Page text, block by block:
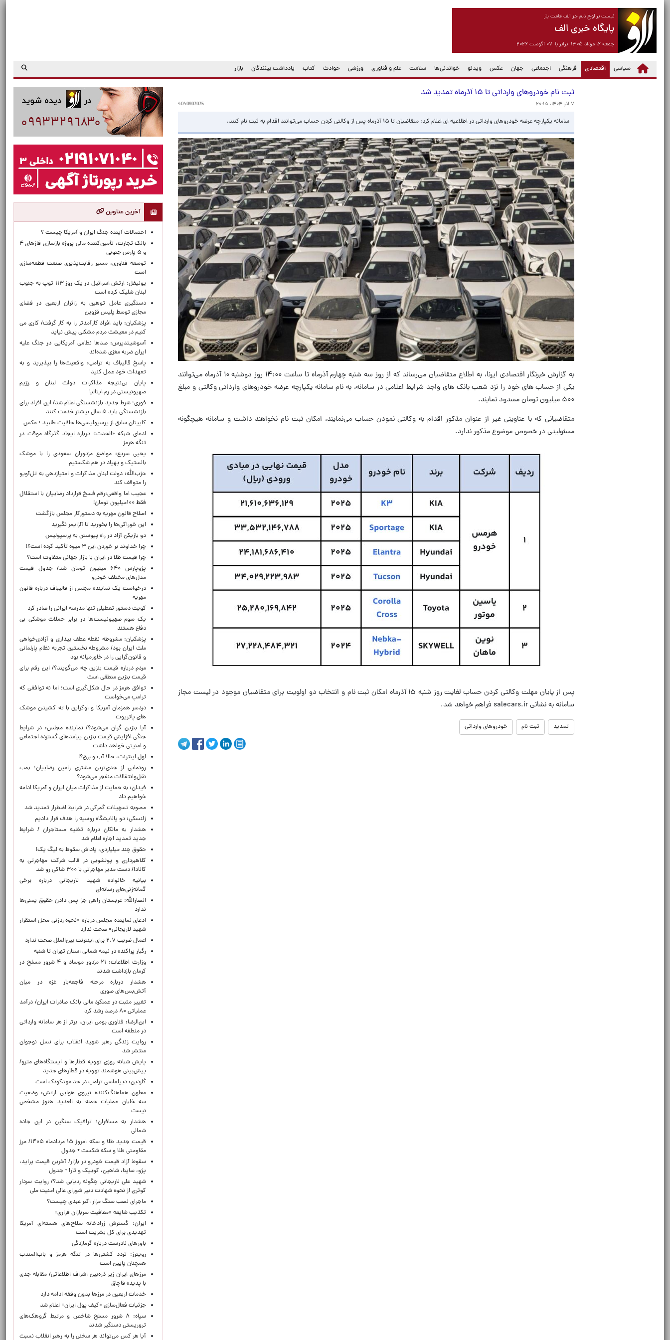
نیست بر لوح دلم جز الف قامت یار
پایگاه خبری الف
جمعه ۱۶ مرداد ۱۴۰۵ برابر با ۰۷ آگوست ۲۰۲۶
سیاسی اقتصادی
(current) فرهنگی اجتماعی جهان عکس ویدئو خواندنی‌ها سلامت علم و فناوری ورزشی حوادث کتاب یادداشت بینندگان بازار
ثبت نام خودروهای وارداتی تا ۱۵ آذرماه تمدید شد
۷ آذر ۱۴۰۴، ۲۰:۱۵ 4040907075
سامانه یکپارچه عرضه خودروهای وارداتی در اطلاعیه ای اعلام کرد: متقاضیان تا ۱۵ آذرماه پس از وکالتی کردن حساب می‌توانند اقدام به ثبت نام کنند.
به گزارش خبرنگار اقتصادی ایرنا، به اطلاع متقاضیان می‌رساند که از روز سه شنبه چهارم آذرماه تا ساعت ۱۴:۰۰ روز دوشنبه ۱۰ آذرماه می‌توانند
یکی از حساب های خود را نزد شعب بانک های واجد شرایط اعلامی در سامانه، به نام سامانه یکپارچه عرضه خودروهای وارداتی وکالتی و مبلغ
۵۰۰ میلیون تومان مسدود نمایند.
متقاضیانی که با عناوینی غیر از عنوان مذکور اقدام به وکالتی نمودن حساب می‌نمایند، امکان ثبت نام نخواهند داشت و سامانه هیچگونه
مسئولیتی در خصوص موضوع مذکور ندارد.
پس از پایان مهلت وکالتی کردن حساب لغایت روز شنبه ۱۵ آذرماه امکان ثبت نام و انتخاب دو اولویت برای متقاضیان موجود در لیست مجاز
سامانه به نشانی salecars.ir فراهم خواهد شد.
تمدید ثبت نام خودروهای وارداتی
آخرین عناوین
احتمالات آینده جنگ ایران و آمریکا چیست ؟
بانک تجارت، تأمین‌کننده مالی پروژه بازسازی فازهای ۴
و ۵ پارس جنوبی
توسعه فناوری، مسیر رقابت‌پذیری صنعت قطعه‌سازی
است
یونیفل: ارتش اسرائیل در یک روز ۱۱۳ توپ به جنوب
لبنان شلیک کرده است
دستگیری عامل توهین به زائران اربعین در فضای
مجازی توسط پلیس قزوین
پزشکیان: باید افراد کارآمدتر را به کار گرفت/ کاری می
کنیم در معیشت مردم مشکلی پیش نیاید
آسوشیتدپرس: صدها نظامی آمریکایی در جنگ علیه
ایران ضربه مغزی شده‌اند
پاسخ قالیباف به ترامپ: واقعیت‌ها را بپذیرید و به
تعهدات خود عمل کنید
پایان بی‌نتیجه مذاکرات دولت لبنان و رژیم
صهیونیستی در رم ایتالیا
فوری؛ شرط جدید بازنشستگی اعلام شد/ این افراد برای
بازنشستگی باید ۵ سال بیشتر خدمت کنند
کاپیتان سابق از پرسپولیسی‌ها حلالیت طلبید + عکس
ادعای شبکه «الحدث» درباره ایجاد گذرگاه موقت در
تنگه هرمز
یحیی سریع: مواضع مزدوران سعودی را با موشک
بالستیک و پهپاد در هم شکستیم
حزب‌الله: دولت لبنان مذاکرات و امتیازدهی به تل‌آویو
را متوقف کند
عجیب اما واقعی:رقم فسخ قرارداد رضاییان با استقلال
فقط ۱۰۰میلیون تومان!
اصلاح قانون مهریه به دستورکار مجلس بازگشت
این خوراکی‌ها را بخورید تا آلزایمر نگیرید
دو بازیکن آزاد در راه پیوستن به پرسپولیس
چرا خداوند بر خوردن این ۳ میوه تأکید کرده است؟!
چرا قیمت طلا در ایران با بازار جهانی متفاوت است؟
پژوپارس ۶۴۰ میلیون تومان شد/ جدول قیمت
مدل‌های مختلف خودرو
درخواست یک نماینده مجلس از قالیباف درباره قانون
مهریه
کویت دستور تعطیلی تنها مدرسه ایرانی را صادر کرد
یک‌ سوم صهیونیست‌ها در برابر حملات موشکی بی
دفاع هستند
پزشکیان: مشروطه نقطه عطف بیداری و آزادی‌خواهی
ملت ایران بود/ مشروطه نخستین تجربه نظام پارلمانی
و قانون‌گرایی را در خاورمیانه بود
مردم درباره قیمت بنزین چه می‌گویند؟/ این رقم برای
قیمت بنزین منطقی است
توافق هرمز در حال شکل‌گیری است؛ اما نه توافقی که
ترامپ می‌خواست
دردسر همزمان آمریکا و اوکراین با ته کشیدن موشک
های پاتریوت
آیا بنزین گران می‌شود؟/ نماینده مجلس: در شرایط
جنگی افزایش قیمت بنزین پیامدهای گسترده اجتماعی
و امنیتی خواهد داشت
اول اینترنت، حالا آب و برق؟!
رونمایی از جدی‌ترین مشتری رامین رضاییان؛ بمب
نقل‌وانتقالات منفجر می‌شود؟
فیدان: به حمایت از مذاکرات میان ایران و آمریکا ادامه
خواهیم داد
مصوبه تسهیلات گمرکی در شرایط اضطرار تمدید شد
زلنسکی: دو پالایشگاه روسیه را هدف قرار دادیم
هشدار به مالکان درباره تخلیه مستاجران / شرایط
جدید تمدید اجاره اعلام شد
حقوق چند میلیاردی، پاداش سقوط به لیگ یک!
کلاهبرداری و پولشویی در قالب شرکت مهاجرتی به
کانادا/ دست مدیر مهاجرتی با ۳۰۰ شاکی رو شد
بیانیه خانواده شهید لاریجانی درباره برخی
گمانه‌زنی‌های رسانه‌ای
انصارالله: عربستان راهی جز پس دادن حقوق یمنی‌ها
ندارد
ادعای نماینده مجلس درباره «نحوه ردزنی محل استقرار
شهید لاریجانی» صحت ندارد
اعمال ضریب ۲.۷ برای اینترنت بین‌الملل صحت ندارد
رگبار پراکنده در نیمه شمالی استان تهران تا شنبه
وزارت اطلاعات: ۲۱ مزدور موساد و ۴ شرور مسلح در
کرمان بازداشت شدند
هشدار درباره مرحله فاجعه‌بار غزه در میان
آتش‌بس‌های صوری
تغییر مثبت در عملکرد مالی بانک صادرات ایران/ درآمد
عملیاتی ۸۰ درصد رشد کرد
ابن‌الرضا: فناوری بومی ایران، برتر از هر سامانه وارداتی
در منطقه است
روایت زندگی رهبر شهید انقلاب برای نسل نوجوان
منتشر شد
پایش شبانه روزی تهویه قطارها و ایستگاه‌های مترو/
پیش‌بینی هوشمند تهویه در قطارهای جدید
گاردین: دیپلماسی ترامپ در حد مهدکودک است
معاون هماهنگ‌کننده نیروی هوایی ارتش: وضعیت
سه خلبان عملیات حمله به العدید هنوز مشخص
نیست
هشدار به مسافران؛ ترافیک سنگین در این جاده
شمالی
قیمت جدید طلا و سکه امروز ۱۵ مردادماه ۱۴۰۵/ مرز
مقاومتی طلا و سکه شکست + جدول
سقوط آزاد قیمت خودرو در بازار/ آخرین قیمت پراید،
پژو، ساینا، شاهین، کوییک و تارا + جدول
شهید علی لاریجانی چگونه ردیابی شد؟/ روایت سردار
کوثری از نحوه شهادت دبیر شورای عالی امنیت ملی
ماجرای نصب سنگ مزار اکبر عبدی چیست؟
تکذیب شایعه «معافیت سربازان فراری»
ایران: گسترش زرادخانه سلاح‌های هسته‌ای آمریکا
تهدیدی برای کل بشریت است
باورهای نادرست درباره گرمازدگی
رویترز: تردد کشتی‌ها در تنگه هرمز و باب‌المندب
همچنان پایین است
مرزهای ایران زیر ذره‌بین اشراف اطلاعاتی/ مقابله جدی
با پدیده قاچاق
خدمات اربعین در مرزها بدون وقفه ادامه دارد
جزئیات فعال‌سازی «کیف پول ایران» اعلام شد
سپاه: ۸ شرور مسلح شاخص و مرتبط گروهک‌های
تروریستی دستگیر شدند
آیا هر کس می‌تواند هر سخنی را به رهبر انقلاب نسبت